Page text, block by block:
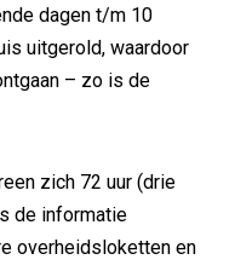
dagen t/m 10
uitgerold, waardoor
– zo is de
zich 72 uur (drie
de informatie
overheidsloketten en